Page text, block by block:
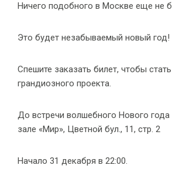
Ничего подобного в Москве еще не
Это будет незабываемый новый год!
Спешите заказать билет, чтобы
грандиозного проекта.
До встречи волшебного Нового
зале «Мир», Цветной бул., 11, стр. 2
Начало 31 декабря в 22:00.